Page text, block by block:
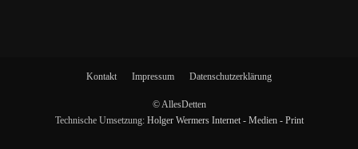
Kontakt Impressum Datenschutzerklärung
© AllesDetten
Technische Umsetzung: Holger Wermers Internet - Medien - Print